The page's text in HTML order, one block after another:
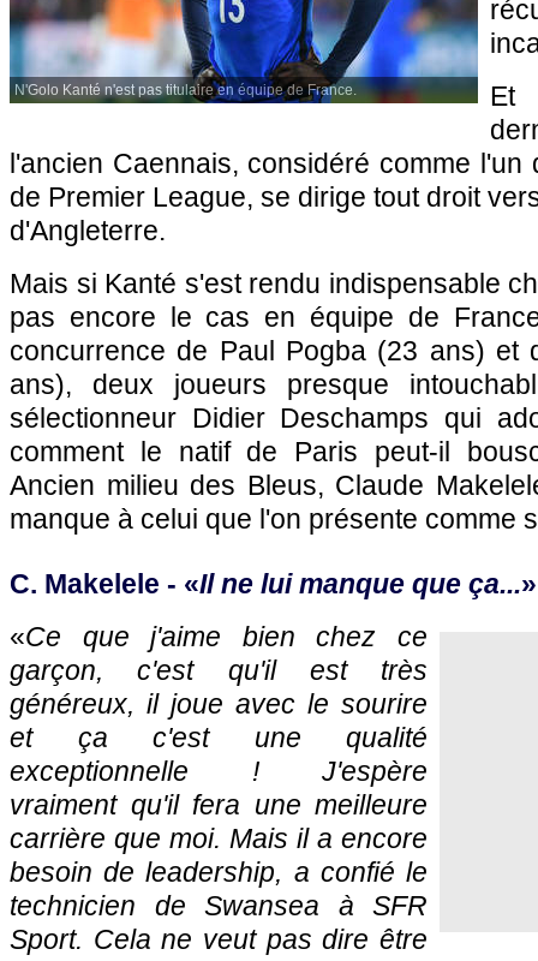
N'Golo Kanté n'est pas titulaire en équipe de France.
Et
l'ancien Caennais, considéré comme l'un
de Premier League, se dirige tout droit
d'Angleterre.
Mais si Kanté s'est rendu indispensable
pas encore le cas en équipe de
concurrence de Paul Pogba (23 ans) et
ans), deux joueurs presque
sélectionneur Didier Deschamps qui
comment le natif de Paris peut-il
Ancien milieu des Bleus, Claude
manque à celui que l'on présente comme
C. Makelele - «Il ne lui manque que ça...»
«Ce que j'aime bien chez ce
garçon, c'est qu'il est très
généreux, il joue avec le sourire
et ça c'est une qualité
exceptionnelle ! J'espère
vraiment qu'il fera une meilleure
carrière que moi. Mais il a encore
besoin de leadership, a confié le
technicien de Swansea à SFR
Sport. Cela ne veut pas dire être